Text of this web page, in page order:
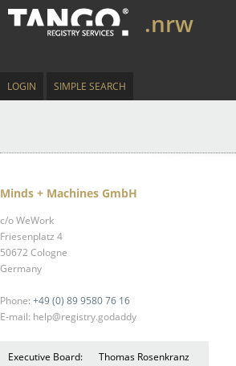
.nrw
LOGIN SIMPLE SEARCH
Minds + Machines GmbH
c/o WeWork
Friesenplatz 4
50672 Cologne
Germany
Phone: +49 (0) 89 9580 76 16
E-mail: help@registry.godaddy
Executive Board:
Thomas Rosenkranz